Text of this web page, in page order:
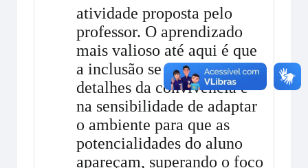
atividade proposta pelo
professor. O aprendizado
mais valioso até aqui é que
a inclusão se faz nos
detalhes da convivência e
na sensibilidade de adaptar
o ambiente para que as
potencialidades do aluno
apareçam, superando o foco